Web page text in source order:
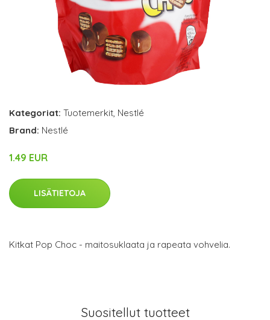
Kategoriat: Tuotemerkit, Nestlé
Brand: Nestlé
1.49 EUR
LISÄTIETOJA
Kitkat Pop Choc - maitosuklaata ja rapeata vohvelia.
Suositellut tuotteet